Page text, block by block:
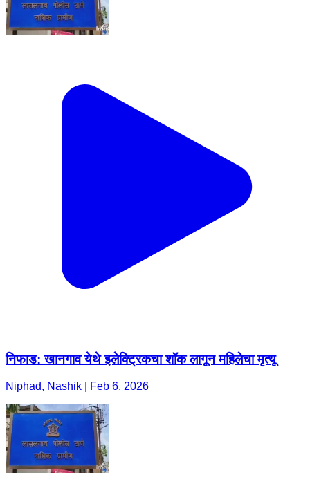
निफाड: खानगाव येथे इलेक्ट्रिकचा शॉक लागून महिलेचा मृत्यू
Niphad, Nashik | Feb 6, 2026